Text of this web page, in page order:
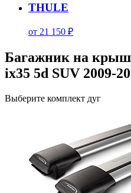
THULE
от 21 150 ₽
Багажник на
ix35 5d SUV 2009-
Выберите комплект дуг